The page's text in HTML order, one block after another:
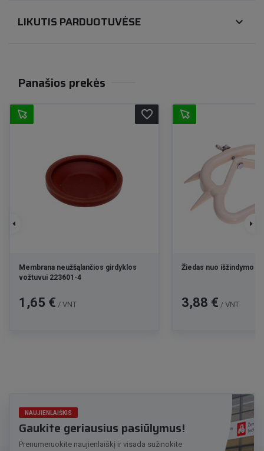
LIKUTIS PARDUOTUVĖSE expand_more
Panašios prekės
Membrana neužšąlančios girdyklos
vožtuvui 223601-4
Kaina
1,65 € / VNT
favorite_border
Žiedas nuo išžindymo
Kaina
3,88 € / VNT
NAUJIENLAIŠKIS
Gaukite geriausius pasiūlymus!
Prenumeruokite naujienlaiškį ir visada sužinokite